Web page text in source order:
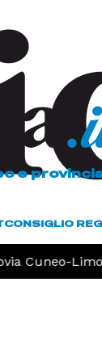
e
CONSIGLIO
Cuneo-